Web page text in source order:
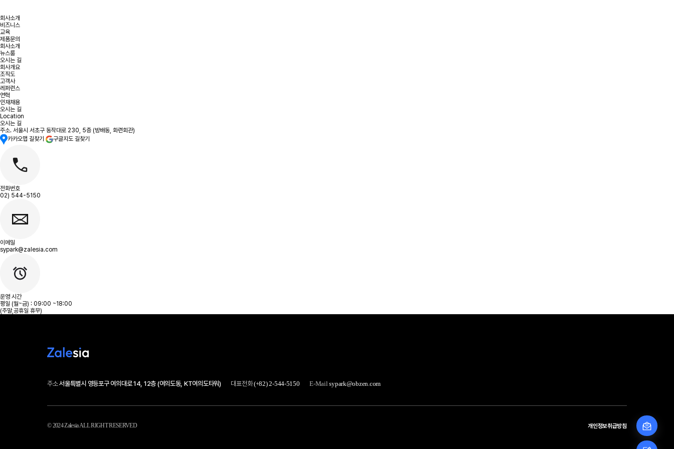
회사소개
비즈니스
교육
제품문의
회사소개
뉴스룸
오시는 길
회사개요
조직도
고객사
레퍼런스
연혁
인재채용
오시는 길
Location
오시는 길
주소. 서울시 서초구 동작대로 230, 5층 (방배동, 화련회관)
카카오맵 길찾기
구글지도 길찾기
전화번호
02) 544-5150
이메일
sypark@zalesia.com
운영 시간
평일 (월~금) : 09:00 ~18:00
(주말,공휴일 휴무)
주소서울특별시 영등포구 여의대로 14, 12층 (여의도동, KT여의도타워) 대표전화(+82) 2-544-5150 E-Mailsypark@obzen.com
© 2024 Zalesia ALL RIGHT RESERVED 개인정보취급방침